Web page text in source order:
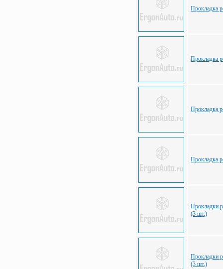
Прокладка
Прокладка
Прокладка
Прокладка
Прокладки
(3 шт.)
Прокладки
(3 шт.)